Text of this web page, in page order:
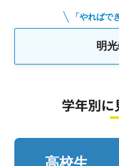
「やればで
明
学年別に
高校生